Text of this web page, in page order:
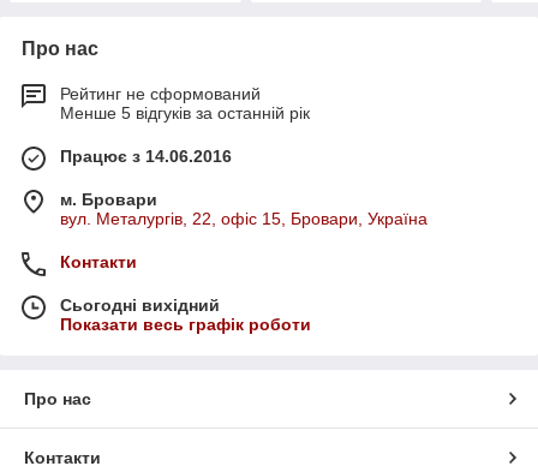
Про нас
Рейтинг не сформований
Менше 5 відгуків за останній рік
Працює з 14.06.2016
м. Бровари
вул. Металургів, 22, офіс 15, Бровари, Україна
Контакти
Сьогодні вихідний
Показати весь графік роботи
Про нас
Контакти